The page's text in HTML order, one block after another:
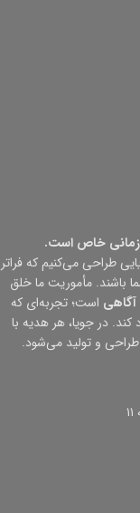
خاص است.
طراحی می‌کنیم که فراتر
باشند. مأموریت ما خلق
آگاهی است؛ تجربه‌ای که
در جویا، هر هدیه با
و تولید می‌شود.